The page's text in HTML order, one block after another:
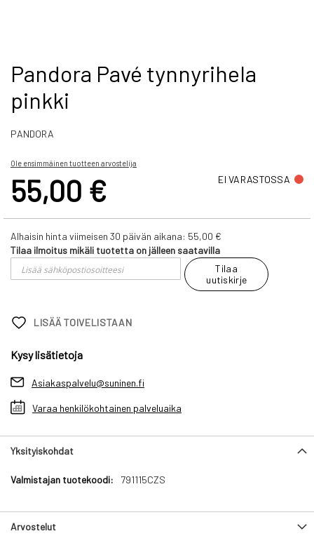
Skip
to
beginning
the
gallery
Pandora Pavé tynnyrihela
pinkki
PANDORA
Ole ensimmäinen tuotteen arvostelija
55,00 € EI VARASTOSSA
Alhaisin hinta viimeisen 30 päivän aikana: 55,00 €
Tilaa ilmoitus mikäli tuotetta on jälleen saatavilla
Tilaa
uutiskirje
LISÄÄ TOIVELISTAAN
Kysy lisätietoja
Asiakaspalvelu@suninen.fi
Varaa henkilökohtainen palveluaika
Yksityiskohdat
Yksityiskohdat 791115CZS
Arvostelut